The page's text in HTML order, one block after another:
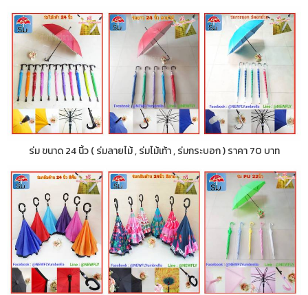
ร่ม ขนาด 24 นิ้ว ( ร่มลายไม้ , ร่มไม้เท้า , ร่มกระบอก ) ราคา 70 บาท